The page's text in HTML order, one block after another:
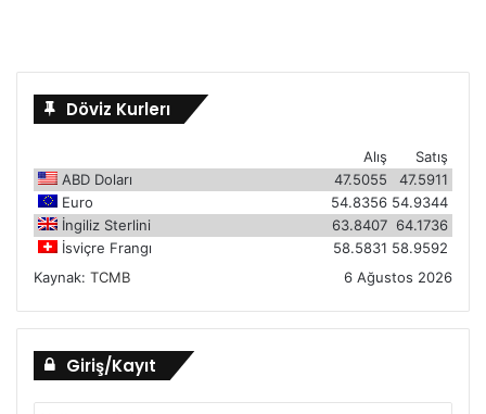
Döviz Kurlerı
Satış
Alış
ABD Doları
47.5911
47.5055
Euro
54.9344
54.8356
İngiliz Sterlini
64.1736
63.8407
İsviçre Frangı
58.9592
58.5831
Kaynak: TCMB 6 Ağustos 2026
Giriş/Kayıt